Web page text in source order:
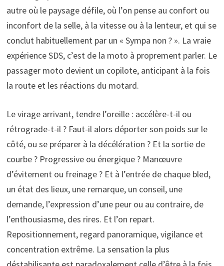
autre où le paysage défile, où l’on pense au confort ou
inconfort de la selle, à la vitesse ou à la lenteur, et qui se
conclut habituellement par un « Sympa non ? ». La vraie
expérience SDS, c’est de la moto à proprement parler. Le
passager moto devient un copilote, anticipant à la fois
la route et les réactions du motard.
Le virage arrivant, tendre l’oreille : accélère-t-il ou
rétrograde-t-il ? Faut-il alors déporter son poids sur le
côté, ou se préparer à la décélération ? Et la sortie de
courbe ? Progressive ou énergique ? Manœuvre
d’évitement ou freinage ? Et à l’entrée de chaque bled,
un état des lieux, une remarque, un conseil, une
demande, l’expression d’une peur ou au contraire, de
l’enthousiasme, des rires. Et l’on repart.
Repositionnement, regard panoramique, vigilance et
concentration extrême. La sensation la plus